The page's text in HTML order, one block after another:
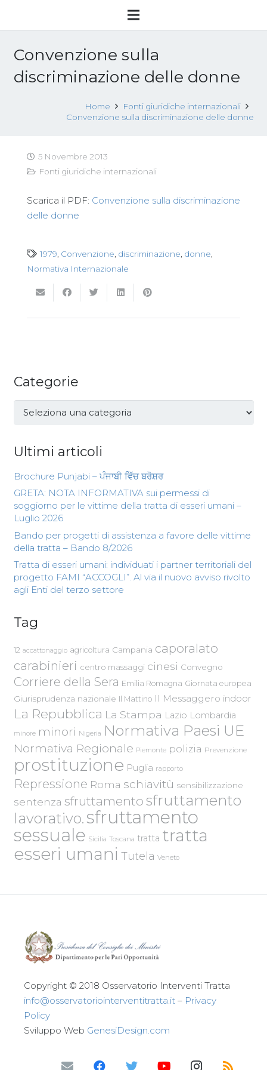
Convenzione sulla
discriminazione delle donne
Home
Fonti giuridiche internazionali
Convenzione sulla discriminazione delle donne
5 Novembre 2013
Fonti giuridiche internazionali
Scarica il PDF: Convenzione sulla discriminazione
delle donne
1979 Convenzione discriminazione donne
Normativa Internazionale
Categorie
Categorie
Ultimi articoli
Brochure Punjabi – ਪੰਜਾਬੀ ਵਿੱਚ ਬਰੋਸ਼ਰ
GRETA: NOTA INFORMATIVA sui permessi di
soggiorno per le vittime della tratta di esseri umani –
Luglio 2026
Bando per progetti di assistenza a favore delle vittime
della tratta – Bando 8/2026
Tratta di esseri umani: individuati i partner territoriali del
progetto FAMI “ACCOGLI”. Al via il nuovo avviso rivolto
agli Enti del terzo settore
Tag
12 accattonaggio agricoltura Campania caporalato
carabinieri centro massaggi cinesi Convegno
Corriere della Sera Emilia Romagna Giornata europea
Giurisprudenza nazionale Il Mattino Il Messaggero indoor
La Repubblica La Stampa Lazio Lombardia
minore minori Nigeria Normativa Paesi UE
Normativa Regionale Piemonte polizia Prevenzione
prostituzione Puglia rapporto
Repressione Roma schiavitù sensibilizzazione
sentenza sfruttamento sfruttamento
lavorativo.sfruttamento
sessuale Sicilia Toscana tratta tratta
esseri umani Tutela Veneto
Copyright © 2018 Osservatorio Interventi Tratta
info@osservatoriointerventitratta.it – Privacy
Policy
Sviluppo Web GenesiDesign.com